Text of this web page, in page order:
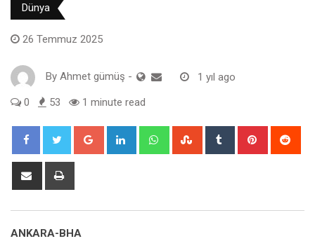
Dünya
26 Temmuz 2025
By Ahmet gümüş - 1 yıl ago
0 53 1 minute read
Google+ LinkedIn WhatsappStumbleUpon
Tumblr Pinterest
Share
ANKARA-BHA